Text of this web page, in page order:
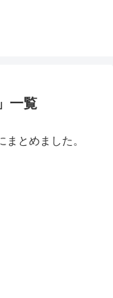
一覧
とめました。